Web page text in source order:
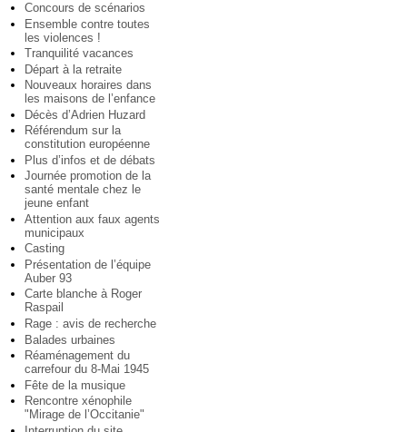
Concours de scénarios
Ensemble contre toutes
les violences !
Tranquilité vacances
Départ à la retraite
Nouveaux horaires dans
les maisons de l’enfance
Décès d’Adrien Huzard
Référendum sur la
constitution européenne
Plus d’infos et de débats
Journée promotion de la
santé mentale chez le
jeune enfant
Attention aux faux agents
municipaux
Casting
Présentation de l’équipe
Auber 93
Carte blanche à Roger
Raspail
Rage : avis de recherche
Balades urbaines
Réaménagement du
carrefour du 8-Mai 1945
Fête de la musique
Rencontre xénophile
"Mirage de l’Occitanie"